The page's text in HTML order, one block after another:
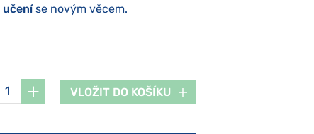
učeníse novým věcem.
VLOŽIT DO KOŠÍKU